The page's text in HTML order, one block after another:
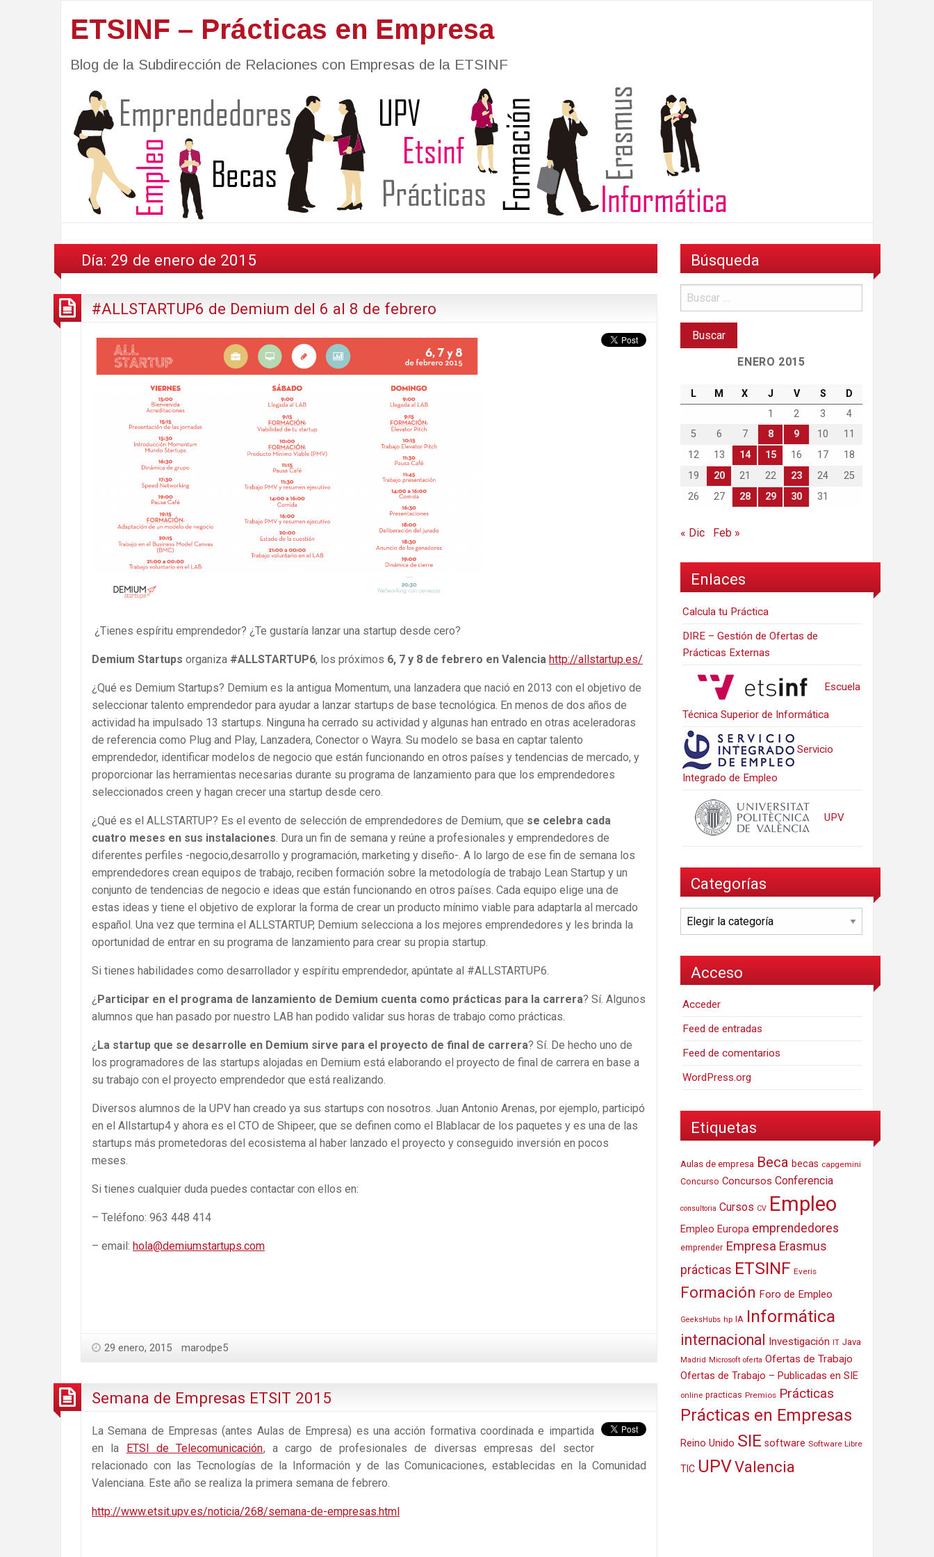
ETSINF – Prácticas en Empresa
Blog de la Subdirección de Relaciones con Empresas de la ETSINF
Día: 29 de enero de 2015
#ALLSTARTUP6 de Demium del 6 al 8 de febrero
¿Tienes espíritu emprendedor? ¿Te gustaría lanzar una startup desde cero?
Demium Startups organiza #ALLSTARTUP6, los próximos 6, 7 y 8 de febrero en Valencia http://allstartup.es/
¿Qué es Demium Startups? Demium es la antigua Momentum, una lanzadera que nació en 2013 con el objetivo de
seleccionar talento emprendedor para ayudar a lanzar startups de base tecnológica. En menos de dos años de
actividad ha impulsado 13 startups. Ninguna ha cerrado su actividad y algunas han entrado en otras aceleradoras
de referencia como Plug and Play, Lanzadera, Conector o Wayra. Su modelo se basa en captar talento
emprendedor, identificar modelos de negocio que están funcionando en otros países y tendencias de mercado, y
proporcionar las herramientas necesarias durante su programa de lanzamiento para que los emprendedores
seleccionados creen y hagan crecer una startup desde cero.
¿Qué es el ALLSTARTUP? Es el evento de selección de emprendedores de Demium, que se celebra cada
cuatro meses en sus instalaciones . Dura un fin de semana y reúne a profesionales y emprendedores de
diferentes perfiles -negocio,desarrollo y programación, marketing y diseño-. A lo largo de ese fin de semana los
emprendedores crean equipos de trabajo, reciben formación sobre la metodología de trabajo Lean Startup y un
conjunto de tendencias de negocio e ideas que están funcionando en otros países. Cada equipo elige una de
estas ideas y tiene el objetivo de explorar la forma de crear un producto mínimo viable para adaptarla al mercado
español. Una vez que termina el ALLSTARTUP, Demium selecciona a los mejores emprendedores y les brinda la
oportunidad de entrar en su programa de lanzamiento para crear su propia startup.
Si tienes habilidades como desarrollador y espíritu emprendedor, apúntate al #ALLSTARTUP6.
¿ Participar en el programa de lanzamiento de Demium cuenta como prácticas para la carrera? Sí. Algunos
alumnos que han pasado por nuestro LAB han podido validar sus horas de trabajo como prácticas.
¿ La startup que se desarrolle en Demium sirve para el proyecto de final de carrera? Sí. De hecho uno de
los programadores de las startups alojadas en Demium está elaborando el proyecto de final de carrera en base a
su trabajo con el proyecto emprendedor que está realizando.
Diversos alumnos de la UPV han creado ya sus startups con nosotros. Juan Antonio Arenas, por ejemplo, participó
en el Allstartup4 y ahora es el CTO de Shipeer, que se definen como el Blablacar de los paquetes y es una de las
startups más prometedoras del ecosistema al haber lanzado el proyecto y conseguido inversión en pocos
meses.
Si tienes cualquier duda puedes contactar con ellos en:
– Teléfono: 963 448 414
– email: hola@demiumstartups.com
29 enero, 2015 marodpe5
Semana de Empresas ETSIT 2015
La Semana de Empresas (antes Aulas de Empresa) es una acción formativa coordinada e impartida
en la ETSI de Telecomunicación, a cargo de profesionales de diversas empresas del sector
relacionado con las Tecnologías de la Información y de las Comunicaciones, establecidas en la Comunidad
Valenciana. Este año se realiza la primera semana de febrero.
http://www.etsit.upv.es/noticia/268/semana-de-empresas.html
Búsqueda
ENERO 2015
L M X J V S
D
1
2 3
4
5
6 7 8 9 10
11
12
13 14 15 16 17
18
19
20 21 22 23 24
25
26
27 28 29 30 31
« Dic Feb »
Enlaces
Calcula tu Práctica
DIRE – Gestión de Ofertas de
Prácticas Externas
Escuela
Técnica Superior de Informática
Servicio
Integrado de Empleo
UPV
Categorías
Categorías
Acceso
Acceder
Feed de entradas
Feed de comentarios
WordPress.org
Etiquetas
Aulas de empresa Beca becas capgemini
Concurso Concursos Conferencia
consultoria Cursos CV Empleo
Empleo Europa emprendedores
emprender Empresa Erasmus
prácticas ETSINF Everis
Formación Foro de Empleo
GeeksHubs hp IA Informática
internacional Investigación IT Java
Madrid Microsoft oferta Ofertas de Trabajo
Ofertas de Trabajo – Publicadas en SIE
online practicas Premios Prácticas
Prácticas en Empresas
Reino Unido SIE software Software Libre
TIC UPVValencia